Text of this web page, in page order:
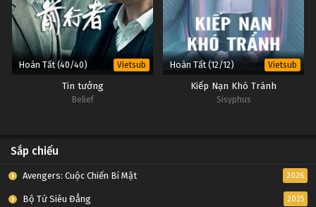
Hoàn Tất (40/40) Vietsub
Tin tưởng
Belief
Hoàn Tất (12/12) Vietsub
Kiếp Nạn Khó Tránh
Sisyphus
Sắp chiếu
Avengers: Cuộc Chiến Bí Mật 2026
Bộ Tứ Siêu Đẳng 2025